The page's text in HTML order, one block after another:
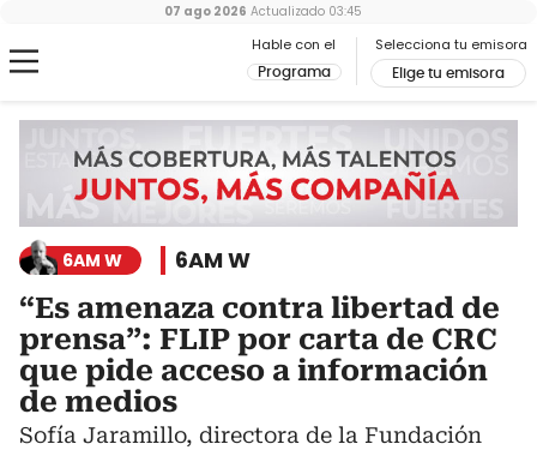
Hable con el
Programa
Selecciona tu emisora
Elige tu emisora
07 ago 2026 Actualizado 03:45
6AM W 6AM W
“Es amenaza contra libertad de
prensa”: FLIP por carta de CRC
que pide acceso a información
de medios
Sofía Jaramillo, directora de la Fundación